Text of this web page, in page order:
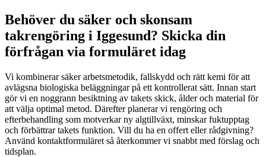
Behöver du säker och skonsam
takrengöring i Iggesund? Skicka din
förfrågan via formuläret idag
Vi kombinerar säker arbetsmetodik, fallskydd och rätt kemi för att
avlägsna biologiska beläggningar på ett kontrollerat sätt. Innan start
gör vi en noggrann besiktning av takets skick, ålder och material för
att välja optimal metod. Därefter planerar vi rengöring och
efterbehandling som motverkar ny algtillväxt, minskar fuktupptag
och förbättrar takets funktion. Vill du ha en offert eller rådgivning?
Använd kontaktformuläret så återkommer vi snabbt med förslag och
tidsplan.